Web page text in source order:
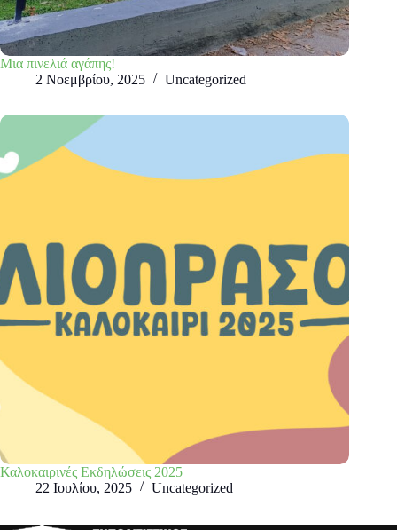
Μια πινελιά αγάπης!
2 Νοεμβρίου, 2025
Uncategorized
Καλοκαιρινές Εκδηλώσεις 2025
22 Ιουλίου, 2025
Uncategorized